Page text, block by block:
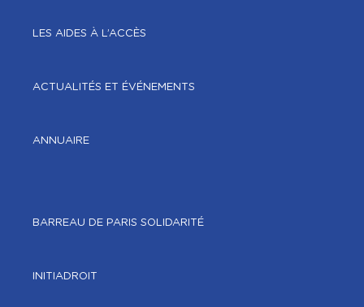
LES AIDES À L’ACCÈS
ACTUALITÉS ET ÉVÉNEMENTS
ANNUAIRE
BARREAU DE PARIS SOLIDARITÉ
INITIADROIT